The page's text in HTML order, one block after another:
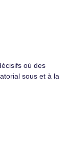
où des
sous et à la